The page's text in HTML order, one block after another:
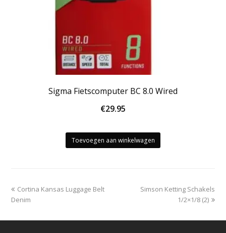
Sigma Fietscomputer BC 8.0 Wired
€29.95
Toevoegen aan winkelwagen
previous
post:
Cortina Kansas Luggage Belt
Denim
next
Simson Ketting Schakels
1/2×1/8 (2)